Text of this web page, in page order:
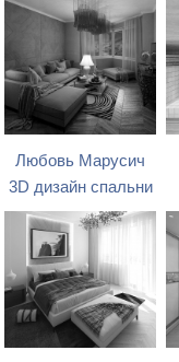
Любовь Марусич
3D дизайн спальни